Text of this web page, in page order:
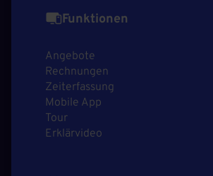
Funktionen
Angebote
Rechnungen
Zeiterfassung
Mobile App
Tour
Erklärvideo